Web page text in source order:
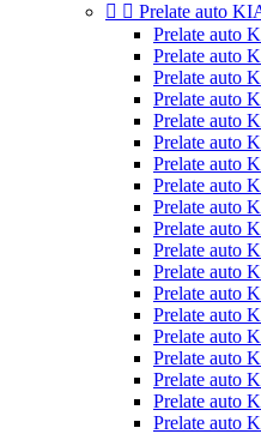
  Prelate auto
Prelate auto
Prelate auto
Prelate auto
Prelate auto
Prelate auto
Prelate auto
Prelate auto
Prelate auto
Prelate auto
Prelate auto
Prelate auto
Prelate auto
Prelate auto
Prelate auto
Prelate auto
Prelate auto
Prelate auto
Prelate auto
Prelate auto